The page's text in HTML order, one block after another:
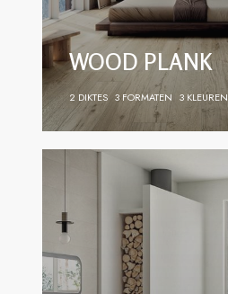
WOOD PLANK
2 DIKTES 3 FORMATEN 3 KLEUREN